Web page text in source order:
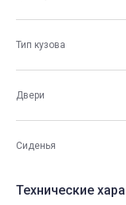
Тип кузова
Двери
Сиденья
Технические